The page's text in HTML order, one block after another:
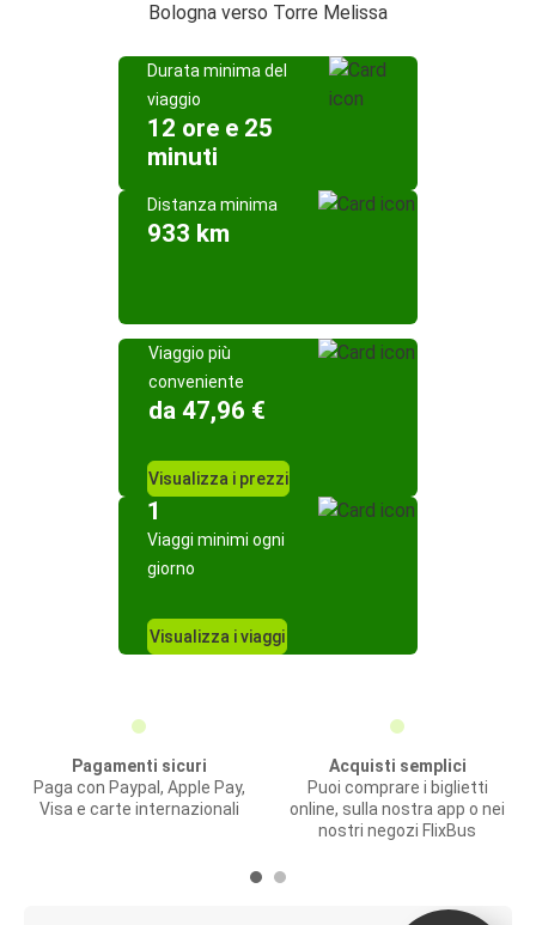
Bologna verso Torre Melissa
Durata minima del
viaggio
12 ore e 25
minuti
Distanza minima
933 km
Viaggio più
conveniente
da 47,96 €
Visualizza i prezzi
1
Viaggi minimi ogni
giorno
Visualizza i viaggi
Pagamenti sicuri
Paga con Paypal, Apple Pay,
Visa e carte internazionali
Acquisti semplici
Puoi comprare i biglietti
online, sulla nostra app o nei
nostri negozi FlixBus